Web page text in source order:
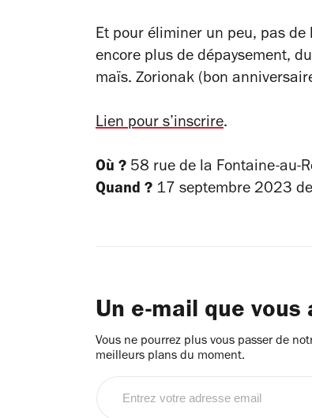
Et pour éliminer un peu, pas
encore plus de dépaysement,
maïs. Zorionak (bon
Lien pour s’inscrire.
Où ? 58 rue de la Fontaine-au-
Quand ? 17 septembre 2023
Un e-mail que vous
Vous ne pourrez plus vous passer de
meilleurs plans du moment.